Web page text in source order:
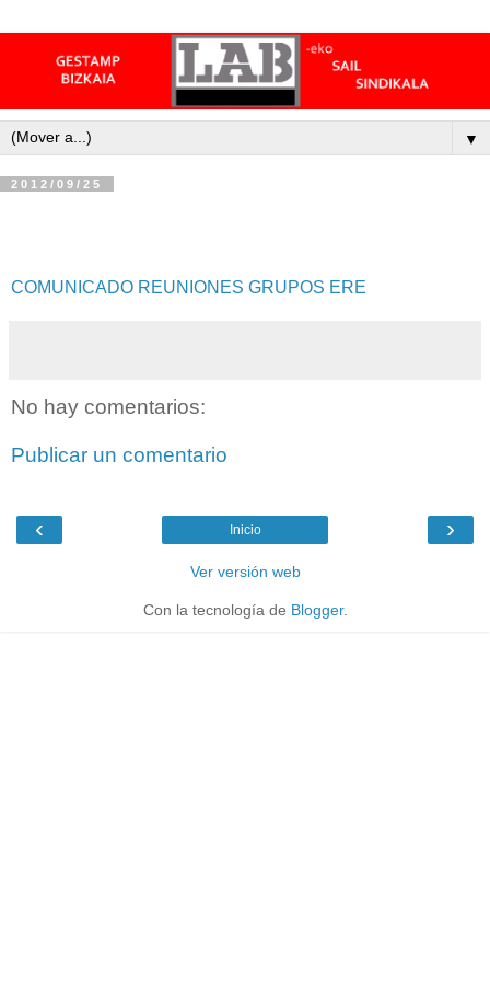
▼
2012/09/25
COMUNICADO REUNIONES GRUPOS ERE
No hay comentarios:
Publicar un comentario
‹ ›
Inicio
Ver versión web
Con la tecnología de Blogger.